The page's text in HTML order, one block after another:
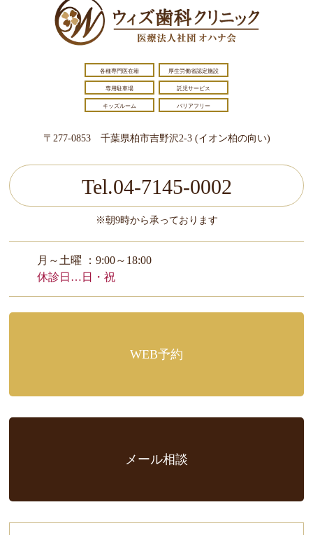
各種専門医在籍 厚生労働省認定施設
専用駐車場 託児サービス
キッズルーム バリアフリー
〒277-0853 千葉県柏市吉野沢2-3 (イオン柏の向い)
Tel.04-7145-0002
※朝9時から承っております
月～土曜 ：9:00～18:00
休診日…日・祝
WEB予約
メール相談